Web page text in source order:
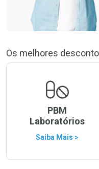
Os melhores
PBM
Laboratórios
Saiba Mais >